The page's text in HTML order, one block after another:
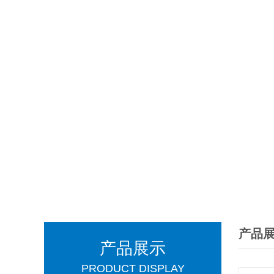
产品展示
PRODUCT DISPLAY
产品